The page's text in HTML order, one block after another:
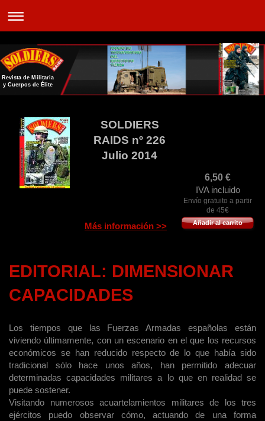
Revista de Militaria
y Cuerpos de Élite
6,50 €
IVA incluido
Envío gratuito a partir
de 45€
Añadir al carrito
SOLDIERS
RAIDS nº 226
Julio 2014
Más información >>
EDITORIAL: DIMENSIONAR
CAPACIDADES
Los
tiempos que las Fuerzas Armadas españolas están
viviendo últimamente, con un escenario en el que los recursos
económicos se han reducido respecto de lo que había sido
tradicional sólo hace unos años, han permitido adecuar
determinadas capacidades militares a lo que en realidad se
puede sostener.
Visitando numerosos acuartelamientos militares de los tres
ejércitos puedo observar cómo, actuando de una forma